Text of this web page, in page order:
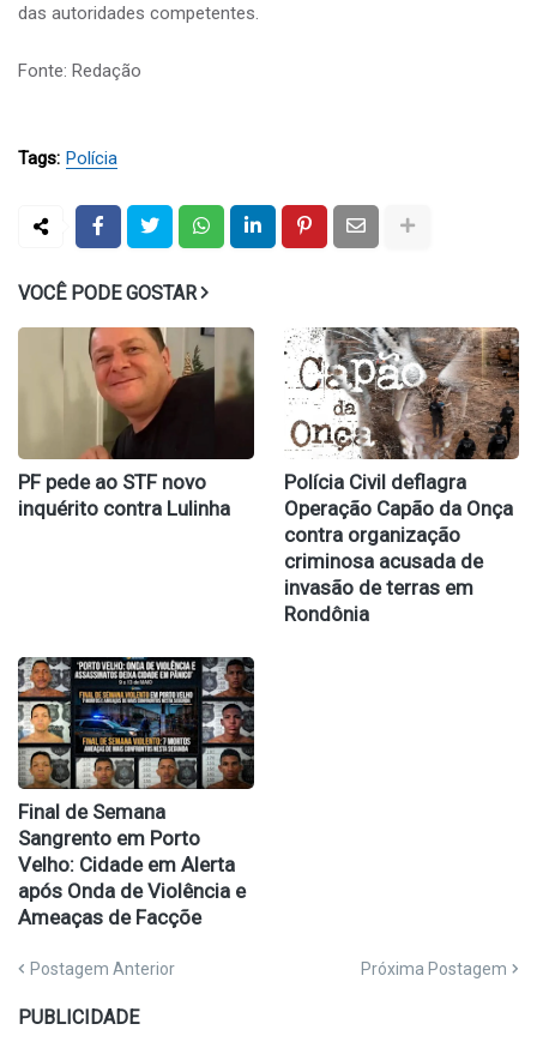
das autoridades competentes.
Fonte: Redação
Tags: Polícia
VOCÊ PODE GOSTAR
PF pede ao STF novo
inquérito contra Lulinha
Polícia Civil deflagra
Operação Capão da Onça
contra organização
criminosa acusada de
invasão de terras em
Rondônia
Final de Semana
Sangrento em Porto
Velho: Cidade em Alerta
após Onda de Violência e
Ameaças de Facçõe
Postagem Anterior Próxima Postagem
PUBLICIDADE